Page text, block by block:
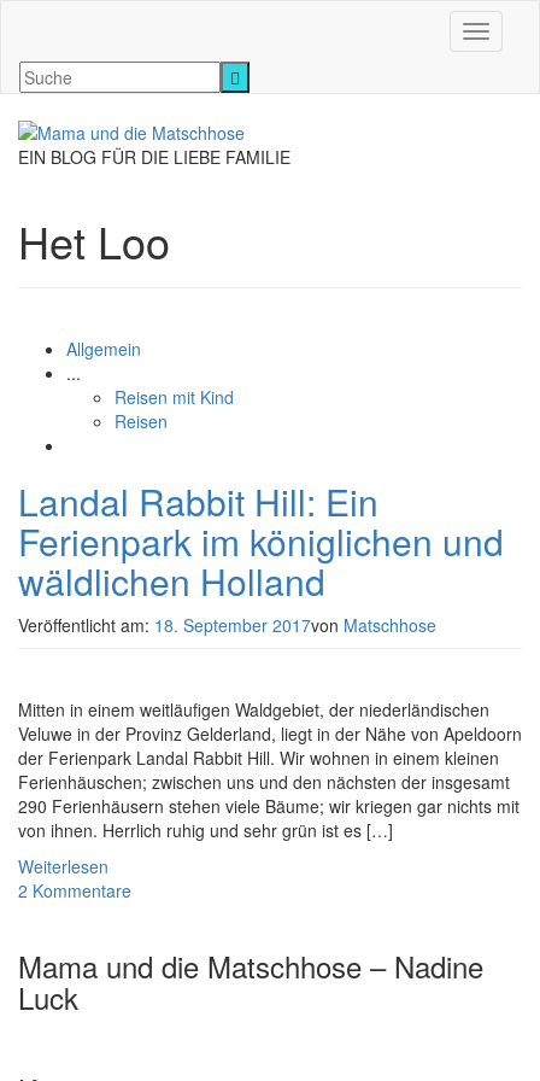
EIN BLOG FÜR DIE LIEBE FAMILIE
Het Loo
Allgemein
...
Reisen mit Kind
Reisen
Landal Rabbit Hill: Ein
Ferienpark im königlichen und
wäldlichen Holland
Veröffentlicht am: 18. September 2017von Matschhose
Mitten in einem weitläufigen Waldgebiet, der niederländischen
Veluwe in der Provinz Gelderland, liegt in der Nähe von Apeldoorn
der Ferienpark Landal Rabbit Hill. Wir wohnen in einem kleinen
Ferienhäuschen; zwischen uns und den nächsten der insgesamt
290 Ferienhäusern stehen viele Bäume; wir kriegen gar nichts mit
von ihnen. Herrlich ruhig und sehr grün ist es […]
Weiterlesen
2 Kommentare
Mama und die Matschhose – Nadine
Luck